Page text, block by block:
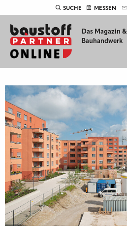
SUCHE MESSEN
Das Magazin
Bauhandwerk